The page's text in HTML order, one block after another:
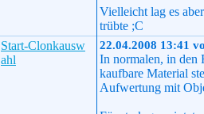
Vielleicht lag es
trübte ;C
Start-Clonkausw
ahl
22.04.2008 13:41
In normalen, in den
kaufbare Material
Aufwertung mit